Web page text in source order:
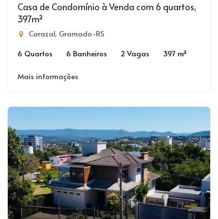
Casa de Condomínio à Venda com 6 quartos,
397m²
Carazal, Gramado-RS
6 Quartos
6 Banheiros 2 Vagas 397 m²
Mais informações